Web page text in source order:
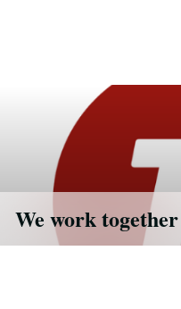
We work together